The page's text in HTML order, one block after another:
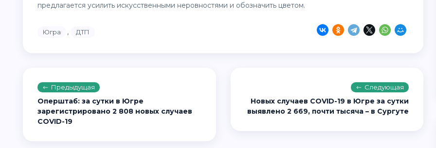
предлагается усилить искусственными неровностями и обозначить цветом.
Югра , ДТП
Предыдущая
Оперштаб: за сутки в Югре
зарегистрировано 2 808 новых случаев
COVID-19
Следующая
Новых случаев COVID-19 в Югре за сутки
выявлено 2 669, почти тысяча – в Сургуте